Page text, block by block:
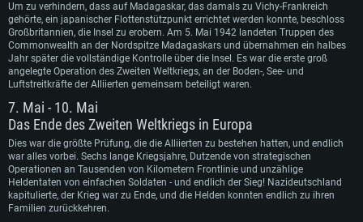
Für Linux
Mindestanforderungen
Betriebssystem: Windows 10 (64bit)
Mindestanforderungen
Betriebssystem: Mac OS Big Sur 11.0 oder neuer
Mindestanforderungen
Betriebssystem: neueste 64bit Linux Systeme
Um zu verhindern, dass auf Madagaskar, das damals zu Vichy-Frankreich
gehörte, ein japanischer Flottenstützpunkt errichtet werden konnte, beschloss
Großbritannien, die Insel zu erobern. Am 5. Mai 1942 landeten Truppen des
Commonwealth an der Nordspitze Madagaskars und übernahmen ein halbes
Jahr später die vollständige Kontrolle über die Insel. Es war die erste groß
angelegte Operation des Zweiten Weltkriegs, an der Boden-, See- und
Luftstreitkräfte der Alliierten gemeinsam beteiligt waren.
7. Mai - 10. Mai
Das Ende des Zweiten Weltkriegs in Europa
Dies war die größte Prüfung, die die Alliierten zu bestehen hatten, und endlich
war alles vorbei. Sechs lange Kriegsjahre, Dutzende von strategischen
Operationen an Tausenden von Kilometern Frontlinie und unzählige
Heldentaten von einfachen Soldaten - und endlich der Sieg! Nazideutschland
kapitulierte, der Krieg war zu Ende, und die Helden konnten endlich zu ihren
Familien zurückkehren.